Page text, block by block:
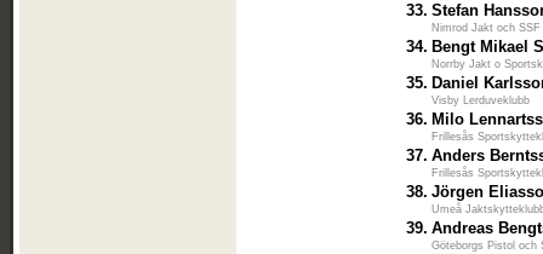
33. Stefan
Nimrod Jakt och SSF
34. Bengt Mikael
Norrby Jakt o
35. Daniel
Visby Lerduveklubb
36. Milo
Frillesås
37. Anders
Frillesås
38. Jörgen
Umeå
39. Andreas
Göteborgs Pistol och